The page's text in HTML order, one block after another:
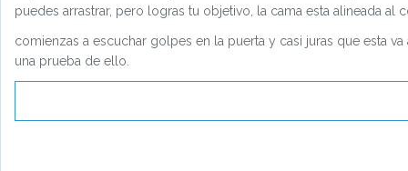
puedes arrastrar, pero logras tu objetivo, la cama esta alineada al
comienzas a escuchar golpes en la puerta y casi juras que esta
una prueba de ello.